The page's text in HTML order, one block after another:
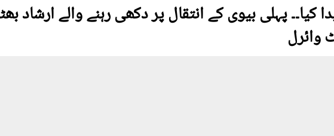
کیا۔۔ پہلی بیوی کے انتقال پر دکھی رہنے والے ارشاد
وائرل